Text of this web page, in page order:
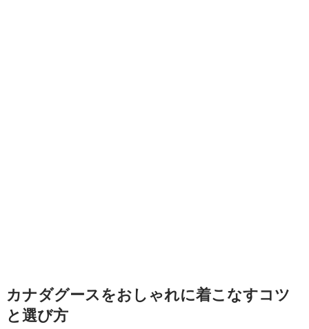
カナダグースをおしゃれに着こなすコツ
と選び方